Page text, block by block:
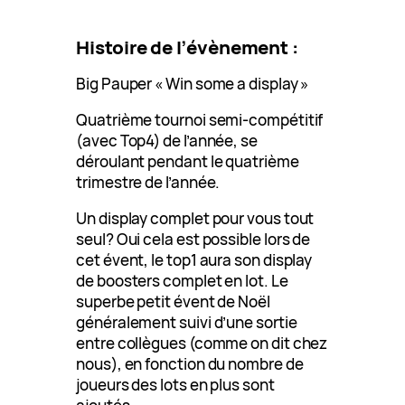
Histoire de l’évènement :
Big Pauper « Win some a display »
Quatrième tournoi semi-compétitif
(avec Top4) de l’année, se
déroulant pendant le quatrième
trimestre de l’année.
Un display complet pour vous tout
seul? Oui cela est possible lors de
cet évent, le top1 aura son display
de boosters complet en lot. Le
superbe petit évent de Noël
généralement suivi d’une sortie
entre collègues (comme on dit chez
nous), en fonction du nombre de
joueurs des lots en plus sont